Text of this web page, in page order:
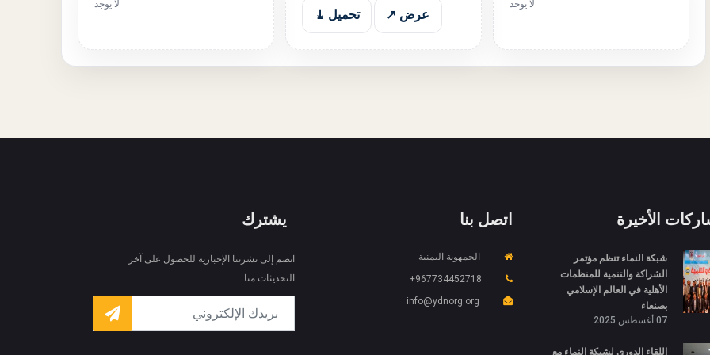
لا يوجد
عرض ↗ تحميل ⤓
لا يوجد
الأخيرة
شبكة النماء تنظم مؤتمر
الشراكة والتنمية للمنظمات
الأهلية في العالم الإسلامي
بصنعاء
07 أغسطس 2025
اللقاء الدوري لشبكة النماء مع
اتصل بنا
الجمهوية اليمنية
967734452718+
info@ydnorg.org
يشترك
انضم إلى نشرتنا الإخبارية للحصول على آخر
التحديثات منا.